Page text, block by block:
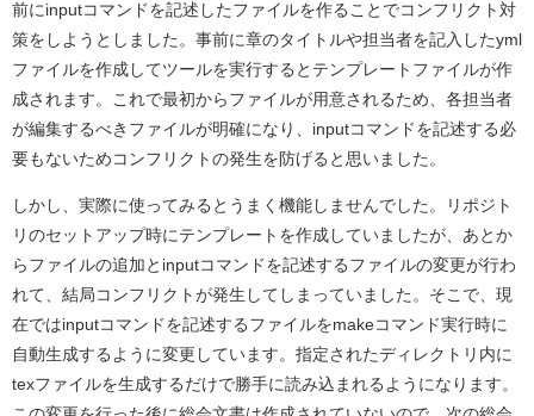
前にinputコマンドを記述したファイルを作ることでコンフリクト対
策をしようとしました。事前に章のタイトルや担当者を記入したyml
ファイルを作成してツールを実行するとテンプレートファイルが作
成されます。これで最初からファイルが用意されるため、各担当者
が編集するべきファイルが明確になり、inputコマンドを記述する必
要もないためコンフリクトの発生を防げると思いました。
しかし、実際に使ってみるとうまく機能しませんでした。リポジト
リのセットアップ時にテンプレートを作成していましたが、あとか
らファイルの追加とinputコマンドを記述するファイルの変更が行わ
れて、結局コンフリクトが発生してしまっていました。そこで、現
在ではinputコマンドを記述するファイルをmakeコマンド実行時に
自動生成するように変更しています。指定されたディレクトリ内に
texファイルを生成するだけで勝手に読み込まれるようになります。